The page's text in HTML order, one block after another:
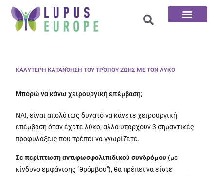
ΚΑΛΎΤΕΡΗ ΚΑΤΑΝΌΗΣΗ ΤΟΥ ΤΡΌΠΟΥ ΖΩΉΣ ΜΕ ΤΟΝ ΛΎΚΟ
Μπορώ να κάνω χειρουργική επέμβαση;
ΝΑΙ, είναι απολύτως δυνατό να κάνετε χειρουργική
επέμβαση όταν έχετε λύκο, αλλά υπάρχουν 3 σημαντικές
προφυλάξεις που πρέπει να γνωρίζετε.
Σε περίπτωση αντιφωσφολιπιδικού συνδρόμου (με
κίνδυνο εμφάνισης "θρόμβου"), θα πρέπει να είστε